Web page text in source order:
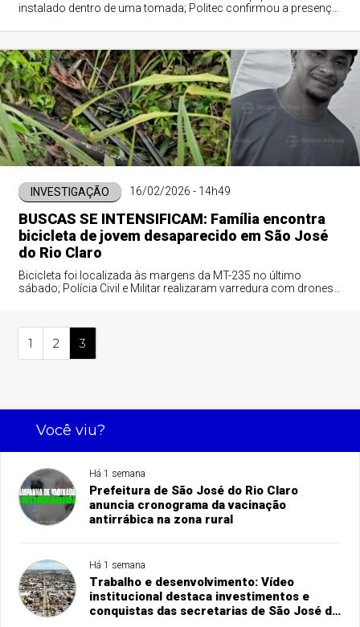
instalado dentro de uma tomada; Politec confirmou a presença
INVESTIGAÇÃO 16/02/2026 - 14h49
BUSCAS SE INTENSIFICAM: Família encontra
bicicleta de jovem desaparecido em São José
do Rio Claro
Bicicleta foi localizada às margens da MT-235 no último
sábado; Polícia Civil e Militar realizaram varredura com drones
1 2 3
Você viu?
Há 1 semana
Prefeitura de São José do Rio Claro
anuncia cronograma da vacinação
antirrábica na zona rural
Há 1 semana
Trabalho e desenvolvimento: Vídeo
institucional destaca investimentos e
conquistas das secretarias de São José do